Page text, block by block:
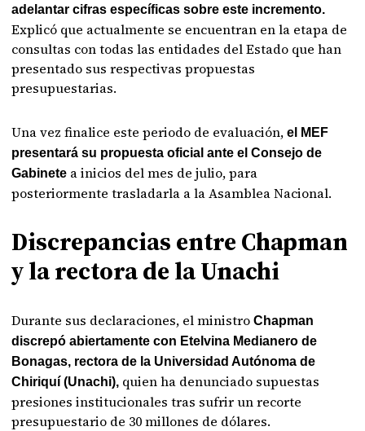
adelantar cifras específicas sobre este incremento.
Explicó que actualmente se encuentran en la etapa de
consultas con todas las entidades del Estado que han
presentado sus respectivas propuestas
presupuestarias.
Una vez finalice este periodo de evaluación,el MEF
presentará su propuesta oficial ante el Consejo de
Gabinete a inicios del mes de julio, para
posteriormente trasladarla a la Asamblea Nacional.
Discrepancias entre Chapman
y la rectora de la Unachi
Durante sus declaraciones, el ministroChapman
discrepó abiertamente con Etelvina Medianero de
Bonagas, rectora de la Universidad Autónoma de
Chiriquí (Unachi), quien ha denunciado supuestas
presiones institucionales tras sufrir un recorte
presupuestario de 30 millones de dólares.